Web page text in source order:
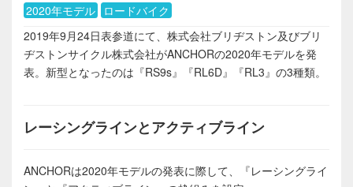
2020年モデル ロードバイク
2019年9月24日表参道にて、株式会社ブリヂストン及びブリ
ヂストンサイクル株式会社がANCHORの2020年モデルを発
表。新型となったのは『RS9s』『RL6D』『RL3』の3種類。
レーシングラインとアクティブライン
ANCHORは2020年モデルの発表に際して、『レーシングライ